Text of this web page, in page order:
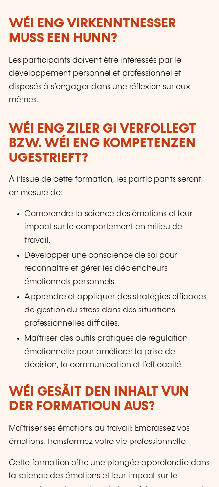
WÉI ENG VIRKENNTNESSER
MUSS EEN HUNN?
Les participants doivent être intéressés par le
développement personnel et professionnel et
disposés à s’engager dans une réflexion sur eux-
mêmes.
WÉI ENG ZILER GI VERFOLLEGT
BZW. WÉI ENG KOMPETENZEN
UGESTRIEFT?
À l’issue de cette formation, les participants seront
en mesure de:
Comprendre la science des émotions et leur
impact sur le comportement en milieu de
travail.
Développer une conscience de soi pour
reconnaître et gérer les déclencheurs
émotionnels personnels.
Apprendre et appliquer des stratégies efficaces
de gestion du stress dans des situations
professionnelles difficiles.
Maîtriser des outils pratiques de régulation
émotionnelle pour améliorer la prise de
décision, la communication et l’efficacité.
WÉI GESÄIT DEN INHALT VUN
DER FORMATIOUN AUS?
Maîtriser ses émotions au travail: Embrassez vos
émotions, transformez votre vie professionnelle
Cette formation offre une plongée approfondie dans
la science des émotions et leur impact sur le